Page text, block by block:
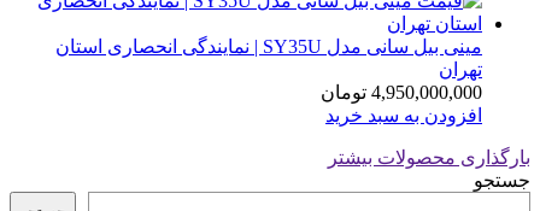
مینی بیل سانی مدل SY35U | نمایندگی انحصاری استان
تهران
4,950,000,000 تومان
افزودن به سبد خرید
بارگذاری محصولات بیشتر
جستجو